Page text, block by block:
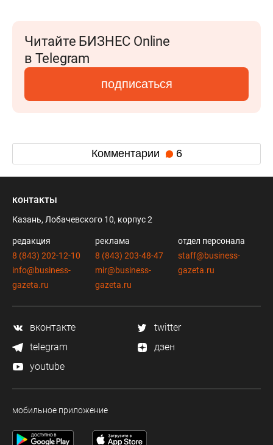
Читайте БИЗНЕС Online
в Telegram
подписаться
Комментарии 6
контакты
Казань, Лобачевского 10, корпус 2
редакция
8 (843) 202-12-10
info@business-
gazeta.ru
реклама
8 (843) 203-48-47
mir@business-
gazeta.ru
отдел персонала
staff@business-
gazeta.ru
вконтакте
twitter
telegram
дзен
youtube
мобильное приложение